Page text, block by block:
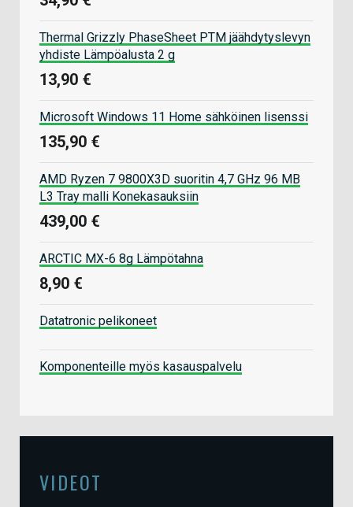
Thermal Grizzly PhaseSheet PTM jäähdytyslevyn
yhdiste Lämpöalusta 2 g
13,90 €
Microsoft Windows 11 Home sähköinen lisenssi
135,90 €
AMD Ryzen 7 9800X3D suoritin 4,7 GHz 96 MB
L3 Tray malli Konekasauksiin
439,00 €
ARCTIC MX-6 8g Lämpötahna
8,90 €
Datatronic pelikoneet
Komponenteille myös kasauspalvelu
VIDEOT